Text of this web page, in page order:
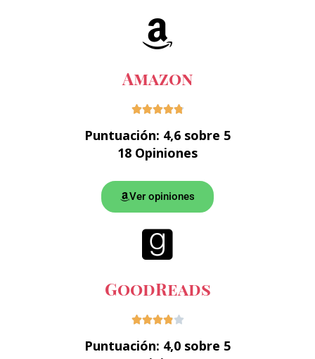
Amazon

Puntuación: 4,6 sobre 5
18 Opiniones
Ver opiniones
GoodReads

Puntuación: 4,0 sobre 5